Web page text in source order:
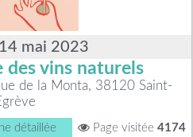
mai 2023
des vins naturels
de la Monta, 38120 Saint-
détaillée Page visitée 4174